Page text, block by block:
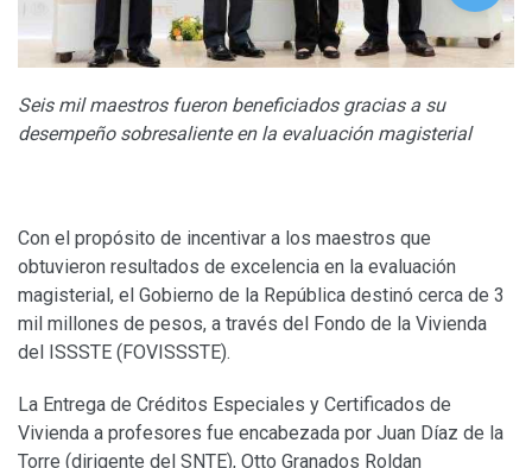
Seis mil maestros fueron beneficiados gracias a su
desempeño sobresaliente en la evaluación magisterial
Con el propósito de incentivar a los maestros que
obtuvieron resultados de excelencia en la evaluación
magisterial, el Gobierno de la República destinó cerca de 3
mil millones de pesos, a través del Fondo de la Vivienda
del ISSSTE (FOVISSSTE).
La Entrega de Créditos Especiales y Certificados de
Vivienda a profesores fue encabezada por Juan Díaz de la
Torre (dirigente del SNTE), Otto Granados Roldan